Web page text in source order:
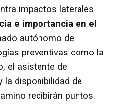
impactos laterales
e importancia en el
autónomo de
preventivas como la
el asistente de
la disponibilidad de
recibirán puntos.